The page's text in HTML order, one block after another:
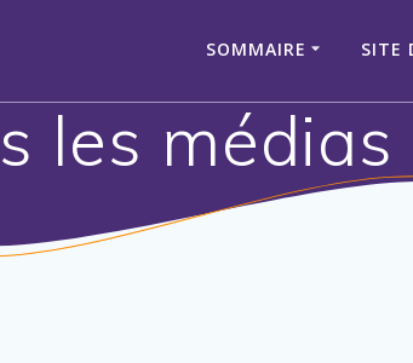
SOMMAIRE SITE
les médias